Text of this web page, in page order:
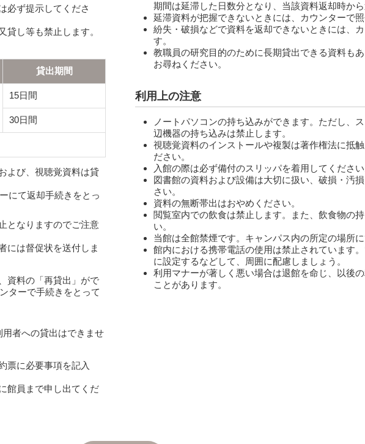
必ず提示してくださ
し等も禁止します。
貸出期間
15日間
30日間
よび、視聴覚資料は貸
にて返却手続きをとっ
となりますのでご注意
には督促状を送付しま
資料の「再貸出」がで
ターで手続きをとって
者への貸出はできませ
票に必要事項を記入
館員まで申し出てくだ
期間は延滞した日数分となり、当該資料返却時から
延滞資料が把握できないときには、カウンターで照
紛失・破損などで資料を返却できないときには、
す。
教職員の研究目的のために長期貸出できる資料も
お尋ねください。
利用上の注意
ノートパソコンの持ち込みができます。ただし、
辺機器の持ち込みは禁止します。
視聴覚資料のインストールや複製は著作権法に抵
ださい。
入館の際は必ず備付のスリッパを着用してください
図書館の資料および設備は大切に扱い、破損・汚
さい。
資料の無断帯出はおやめください。
閲覧室内での飲食は禁止します。また、飲食物の
い。
当館は全館禁煙です。キャンパス内の所定の場所に
館内における携帯電話の使用は禁止されています
に設定するなどして、周囲に配慮しましょう。
利用マナーが著しく悪い場合は退館を命じ、以後
ことがあります。